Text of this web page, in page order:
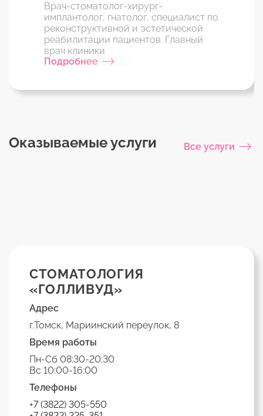
Врач-стоматолог-хирург-
имплантолог, гнатолог, специалист по
реконструктивной и эстетической
реабилитации пациентов. Главный
врач клиники
Подробнее
Оказываемые услуги Все услуги
СТОМАТОЛОГИЯ
«ГОЛЛИВУД»
Адрес
г.Томск, Мариинский переулок, 8
Время работы
Пн-Сб 08:30-20:30
Вс 10:00-16:00
Телефоны
+7 (3822) 305-550